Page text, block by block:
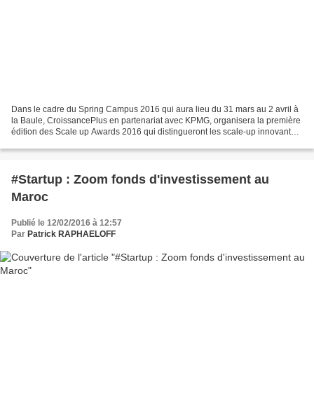
Dans le cadre du Spring Campus 2016 qui aura lieu du 31 mars au 2 avril à
la Baule, CroissancePlus en partenariat avec KPMG, organisera la première
édition des Scale up Awards 2016 qui distingueront les scale-up innovantes
#Startup : Zoom fonds d'investissement au
Maroc
Publié le 12/02/2016 à 12:57
Par Patrick RAPHAELOFF